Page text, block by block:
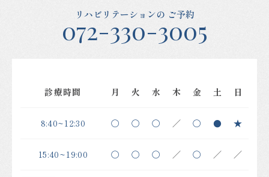
リハビリテーションの ご予約
072-330-3005
診療時間 月 火 水 木 金 土 日
8:40~12:30 〇 〇 〇 ／ 〇 ● ★
15:40~19:00 〇 〇 〇 ／ 〇 ／ ／